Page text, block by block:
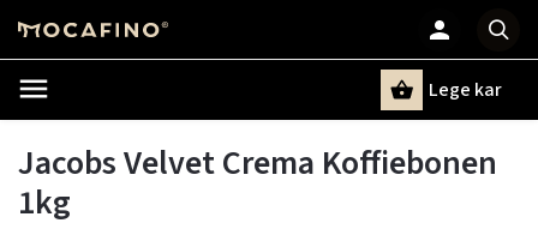
Lege kar
Jacobs Velvet Crema Koffiebonen
1kg